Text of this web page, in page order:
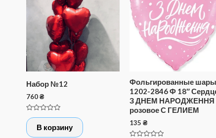
Набор №12
760₴
Оценка
0
5
В корзину
Фольгированные
1202-2846 Ф 18″
З ДНЕМ НАРОДЖЕННЯ
розовое С ГЕЛИЕМ
135 ₴